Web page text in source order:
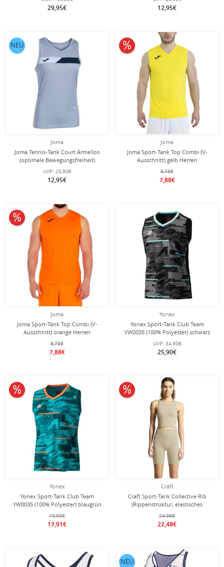
29,95€ 12,95€
Joma
Joma Tennis-Tank Court Ärmellos
(optimale Bewegungsfreiheit)
himmelsblau/marineblau Damen
UVP: 20,90€
12,95€
NEU
Joma
Joma Sport-Tank Top Combi (V-
Ausschnitt) gelb Herren
8,75€
7,88€
10% reduziert
Joma
Joma Sport-Tank Top Combi (V-
Ausschnitt) orange Herren
8,75€
7,88€
10% reduziert
Yonex
Yonex Sport-Tank Club Team
YW0035 (100% Polyester) schwarz
Damen
UVP: 34,90€
25,90€
Yonex
Yonex Sport-Tank Club Team
YW0035 (100% Polyester) blaugrün
Damen
19,90€
17,91€
10% reduziert
Craft
Craft Sport-Tank Collective Rib
(Rippenstruktur, elastisches
Material) beige Damen
24,98€
22,48€
10% reduziert
NEU